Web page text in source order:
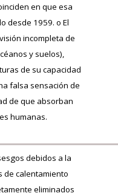
en que esa
desde 1959. o El
incompleta de
y suelos),
de su capacidad
falsa sensación de
de que absorban
humanas.
debidos a la
de calentamiento
eliminados